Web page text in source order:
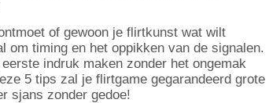
of gewoon je flirtkunst wat wilt
om timing en het oppikken van de signalen.
indruk maken zonder het ongemak
5 tips zal je flirtgame gegarandeerd grote
sjans zonder gedoe!